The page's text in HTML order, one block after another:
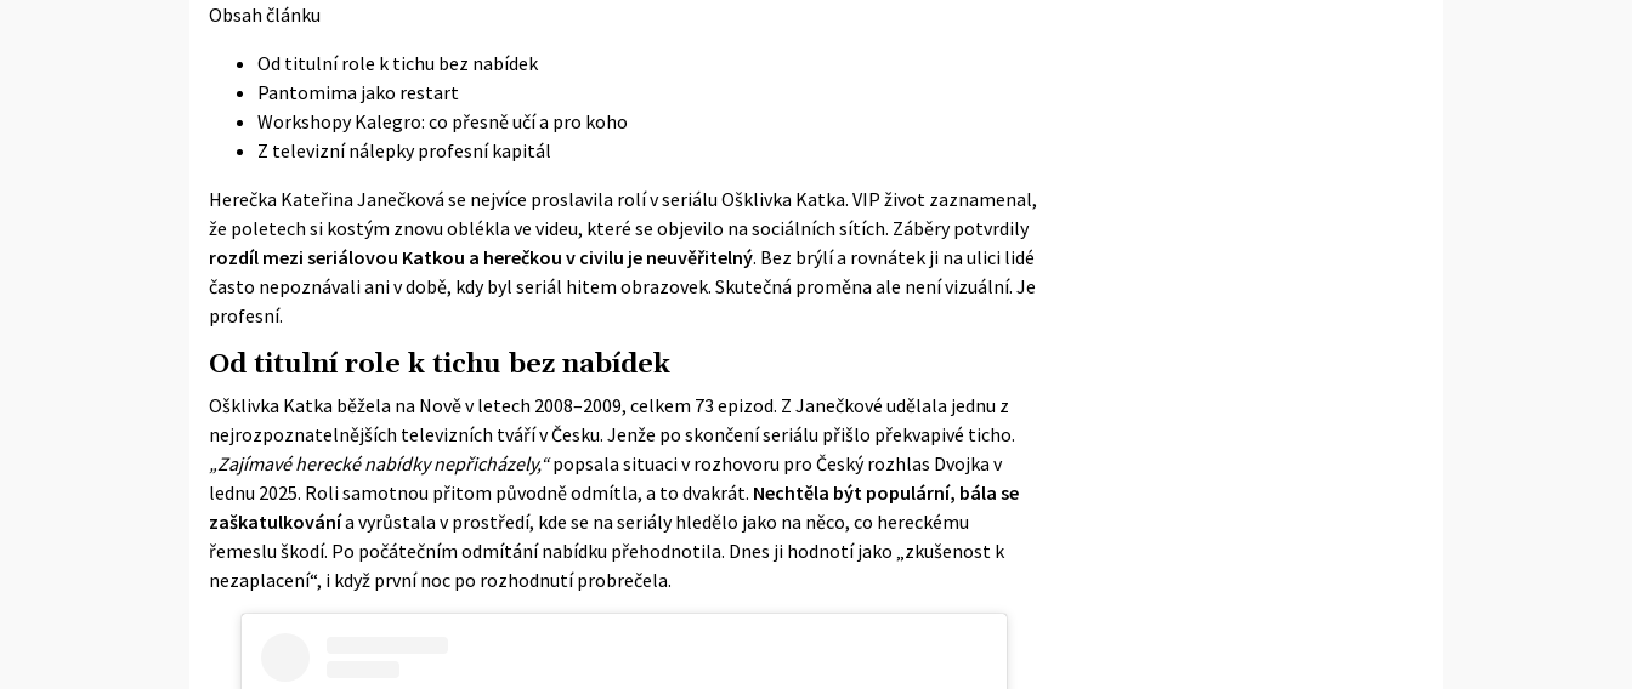
Obsah článku
Od titulní role k tichu bez nabídek
Pantomima jako restart
Workshopy Kalegro: co přesně učí a pro koho
Z televizní nálepky profesní kapitál
Herečka Kateřina Janečková se nejvíce proslavila rolí v seriálu Ošklivka Katka. VIP život zaznamenal,
že poletech si kostým znovu oblékla ve videu, které se objevilo na sociálních sítích. Záběry potvrdily
rozdíl mezi seriálovou Katkou a herečkou v civilu je neuvěřitelný. Bez brýlí a rovnátek ji na ulici lidé
často nepoznávali ani v době, kdy byl seriál hitem obrazovek. Skutečná proměna ale není vizuální. Je
profesní.
Od titulní role k tichu bez nabídek
Ošklivka Katka běžela na Nově v letech 2008–2009, celkem 73 epizod. Z Janečkové udělala jednu z
nejrozpoznatelnějších televizních tváří v Česku. Jenže po skončení seriálu přišlo překvapivé ticho.
„Zajímavé herecké nabídky nepřicházely,“popsala situaci vrozhovoru pro Český rozhlas Dvojka v
lednu 2025. Roli samotnou přitom původně odmítla, a to dvakrát. Nechtěla být populární, bála se
zaškatulkovánía vyrůstala v prostředí, kde se na seriály hledělo jako na něco, co hereckému
řemeslu škodí. Po počátečním odmítání nabídku přehodnotila. Dnes ji hodnotí jako „zkušenost k
nezaplacení“, i když první noc po rozhodnutí probrečela.